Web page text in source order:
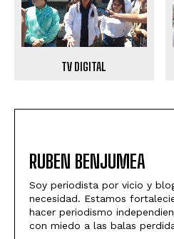
TV DIGITAL
RUBEN BENJUMEA
Soy periodista por vicio y
necesidad. Estamos
hacer periodismo
con miedo a las balas